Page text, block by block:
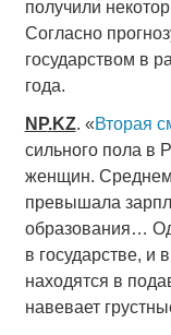
получили
Согласно
государством в
года.
NP.KZ. «Вторая
сильного пола в
женщин.
превышала
образования…
в государстве, и
находятся в
навевает